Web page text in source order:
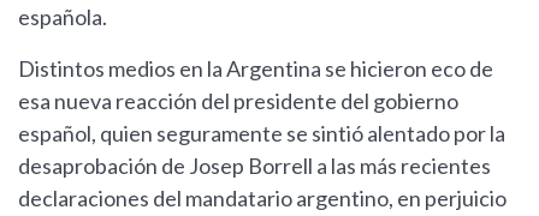
española.
Distintos medios en la Argentina se hicieron eco de
esa nueva reacción del presidente del gobierno
español, quien seguramente se sintió alentado por la
desaprobación de Josep Borrell a las más recientes
declaraciones del mandatario argentino, en perjuicio